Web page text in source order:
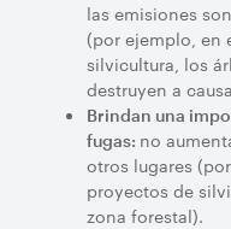
las emisiones
(por ejemplo, en
silvicultura, los
destruyen a
Brindan una
fugas: no
otros lugares
proyectos de
zona forestal).